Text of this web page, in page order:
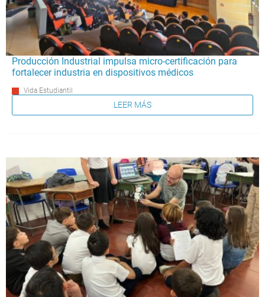
Producción Industrial impulsa micro-certificación para
fortalecer industria en dispositivos médicos
Vida Estudiantil
LEER MÁS